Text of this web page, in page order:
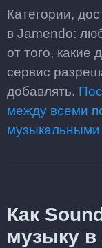
Категории,
в Jamendo:
от того,
сервис
добавлять.
между всеми
Как
музыку в